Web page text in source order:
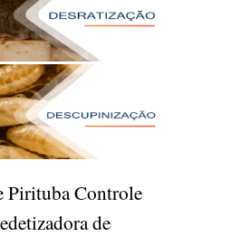
Pirituba Controle
de